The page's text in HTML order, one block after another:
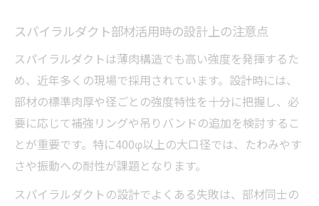
スパイラルダクト部材活用時の設計上の注意点
スパイラルダクトは薄肉構造でも高い強度を発揮するた
め、近年多くの現場で採用されています。設計時には、
部材の標準肉厚や径ごとの強度特性を十分に把握し、必
要に応じて補強リングや吊りバンドの追加を検討するこ
とが重要です。特に400φ以上の大口径では、たわみやす
さや振動への耐性が課題となります。
スパイラルダクトの設計でよくある失敗は、部材同士の